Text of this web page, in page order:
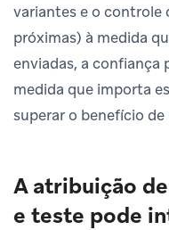
variantes e o controle
próximas) à medida
enviadas, a confiança
medida que importa
superar o benefício
A atribuição
e teste pode